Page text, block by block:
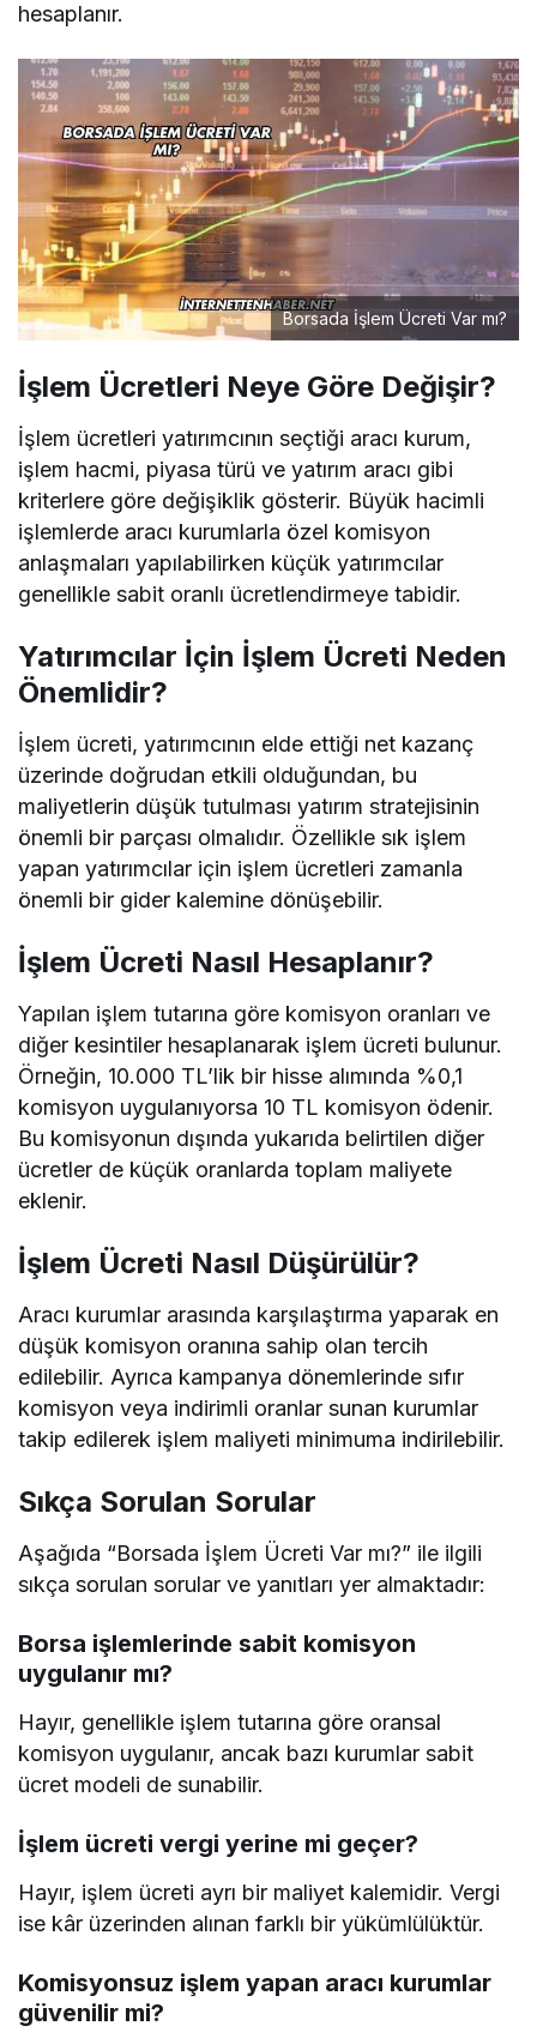
hesaplanır.
Borsada İşlem Ücreti Var mı?
İşlem Ücretleri Neye Göre Değişir?
İşlem ücretleri yatırımcının seçtiği aracı kurum,
işlem hacmi, piyasa türü ve yatırım aracı gibi
kriterlere göre değişiklik gösterir. Büyük hacimli
işlemlerde aracı kurumlarla özel komisyon
anlaşmaları yapılabilirken küçük yatırımcılar
genellikle sabit oranlı ücretlendirmeye tabidir.
Yatırımcılar İçin İşlem Ücreti Neden
Önemlidir?
İşlem ücreti, yatırımcının elde ettiği net kazanç
üzerinde doğrudan etkili olduğundan, bu
maliyetlerin düşük tutulması yatırım stratejisinin
önemli bir parçası olmalıdır. Özellikle sık işlem
yapan yatırımcılar için işlem ücretleri zamanla
önemli bir gider kalemine dönüşebilir.
İşlem Ücreti Nasıl Hesaplanır?
Yapılan işlem tutarına göre komisyon oranları ve
diğer kesintiler hesaplanarak işlem ücreti bulunur.
Örneğin, 10.000 TL’lik bir hisse alımında %0,1
komisyon uygulanıyorsa 10 TL komisyon ödenir.
Bu komisyonun dışında yukarıda belirtilen diğer
ücretler de küçük oranlarda toplam maliyete
eklenir.
İşlem Ücreti Nasıl Düşürülür?
Aracı kurumlar arasında karşılaştırma yaparak en
düşük komisyon oranına sahip olan tercih
edilebilir. Ayrıca kampanya dönemlerinde sıfır
komisyon veya indirimli oranlar sunan kurumlar
takip edilerek işlem maliyeti minimuma indirilebilir.
Sıkça Sorulan Sorular
Aşağıda “Borsada İşlem Ücreti Var mı?” ile ilgili
sıkça sorulan sorular ve yanıtları yer almaktadır:
Borsa işlemlerinde sabit komisyon
uygulanır mı?
Hayır, genellikle işlem tutarına göre oransal
komisyon uygulanır, ancak bazı kurumlar sabit
ücret modeli de sunabilir.
İşlem ücreti vergi yerine mi geçer?
Hayır, işlem ücreti ayrı bir maliyet kalemidir. Vergi
ise kâr üzerinden alınan farklı bir yükümlülüktür.
Komisyonsuz işlem yapan aracı kurumlar
güvenilir mi?